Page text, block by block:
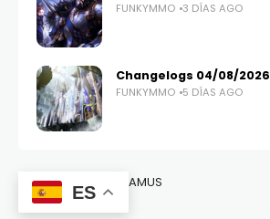
FUNKYMMO 3 DÍAS AGO
Changelogs 04/08/2026
FUNKYMMO 5 DÍAS AGO
Copyright © 2026 LAMUS
ES